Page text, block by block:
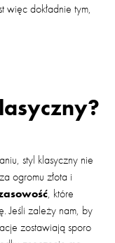
więc dokładnie tym,
styl klasyczny nie
ogromu złota i
, które
Jeśli zależy nam, by
zostawiają sporo